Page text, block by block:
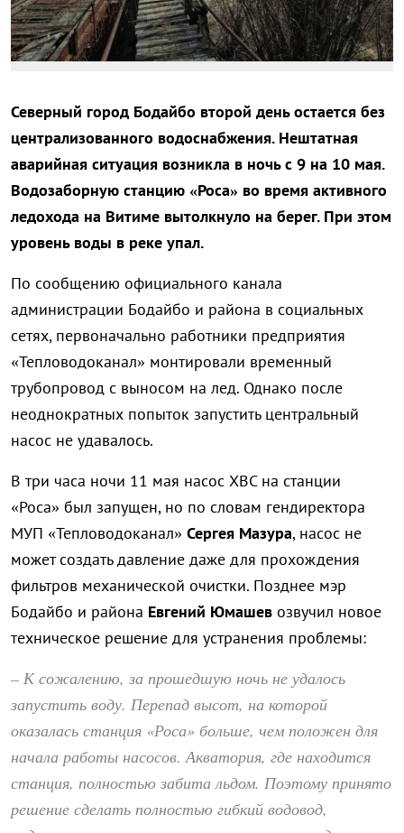
Северный город Бодайбо второй день остается без
централизованного водоснабжения. Нештатная
аварийная ситуация возникла в ночь с 9 на 10 мая.
Водозаборную станцию «Роса» во время активного
ледохода на Витиме вытолкнуло на берег. При этом
уровень воды в реке упал.
По сообщению официального канала
администрации Бодайбо и района в социальных
сетях, первоначально работники предприятия
«Тепловодоканал» монтировали временный
трубопровод с выносом на лед. Однако после
неоднократных попыток запустить центральный
насос не удавалось.
В три часа ночи 11 мая насос ХВС на станции
«Роса» был запущен, но по словам гендиректора
МУП «Тепловодоканал» Сергея Мазура, насос не
может создать давление даже для прохождения
фильтров механической очистки. Позднее мэр
Бодайбо и района Евгений Юмашев озвучил новое
техническое решение для устранения проблемы:
– К сожалению, за прошедшую ночь не удалось
запустить воду. Перепад высот, на которой
оказалась станция «Роса» больше, чем положен для
начала работы насосов. Акватория, где находится
станция, полностью забита льдом. Поэтому принято
решение сделать полностью гибкий водовод,